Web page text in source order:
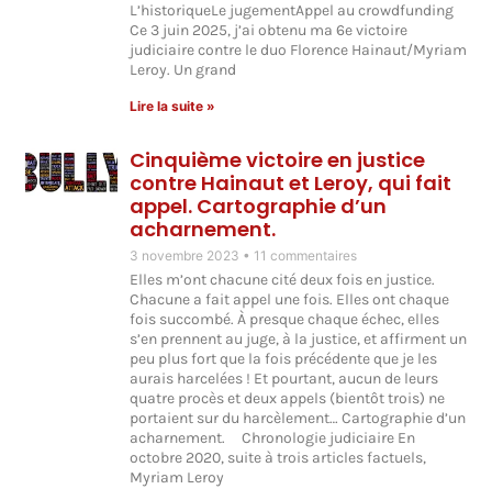
L’historiqueLe jugementAppel au crowdfunding
Ce 3 juin 2025, j’ai obtenu ma 6e victoire
judiciaire contre le duo Florence Hainaut/Myriam
Leroy. Un grand
Lire la suite »
Cinquième victoire en justice
contre Hainaut et Leroy, qui fait
appel. Cartographie d’un
acharnement.
3 novembre 2023 11 commentaires
Elles m’ont chacune cité deux fois en justice.
Chacune a fait appel une fois. Elles ont chaque
fois succombé. À presque chaque échec, elles
s’en prennent au juge, à la justice, et affirment un
peu plus fort que la fois précédente que je les
aurais harcelées ! Et pourtant, aucun de leurs
quatre procès et deux appels (bientôt trois) ne
portaient sur du harcèlement… Cartographie d’un
acharnement. Chronologie judiciaire En
octobre 2020, suite à trois articles factuels,
Myriam Leroy